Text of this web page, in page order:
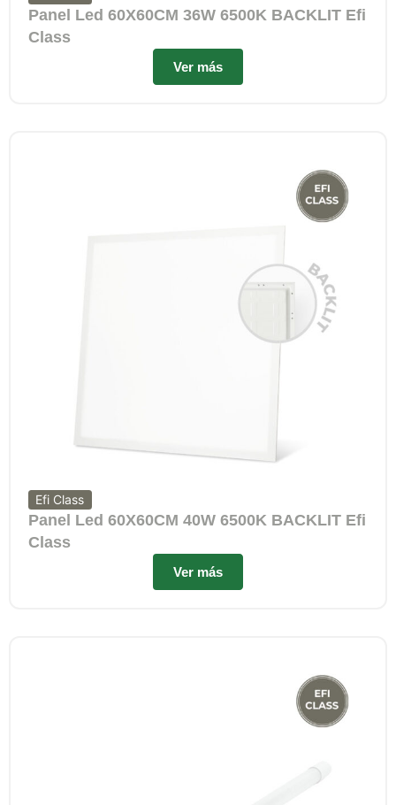
Panel Led 60X60CM 36W 6500K BACKLIT Efi
Class
Ver más
Efi Class
Panel Led 60X60CM 40W 6500K BACKLIT Efi
Class
Ver más